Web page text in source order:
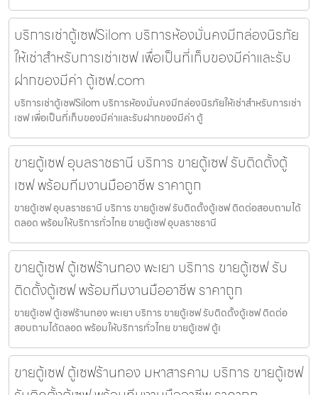
บริการเช่าตู้เซฟSilom บริการห้องมั่นคงมีกล่องนิรภัย
ให้เช่าสำหรับการเช่าเซฟ เพื่อเป็นที่เก็บของมีค่าและรับ
ฝากของมีค่า ตู้เซฟ.com
บริการเช่าตู้เซฟSilom บริการห้องมั่นคงมีกล่องนิรภัยให้เช่าสำหรับการเช่า
เซฟ เพื่อเป็นที่เก็บของมีค่าและรับฝากของมีค่า ตู้
ขายตู้เซฟ อุบลราชธานี บริการ ขายตู้เซฟ รับติดตั้งตู้
เซฟ พร้อมทีมงานมืออาชีพ ราคาถูก
ขายตู้เซฟ อุบลราชธานี บริการ ขายตู้เซฟ รับติดตั้งตู้เซฟ ติดต่อสอบถามได้
ตลอด พร้อมให้บริการทั่วไทย ขายตู้เซฟ อุบลราชธานี
ขายตู้เซฟ ตู้เซฟร้านทอง พะเยา บริการ ขายตู้เซฟ รับ
ติดตั้งตู้เซฟ พร้อมทีมงานมืออาชีพ ราคาถูก
ขายตู้เซฟ ตู้เซฟร้านทอง พะเยา บริการ ขายตู้เซฟ รับติดตั้งตู้เซฟ ติดต่อ
สอบถามได้ตลอด พร้อมให้บริการทั่วไทย ขายตู้เซฟ ตู้เ
ขายตู้เซฟ ตู้เซฟร้านทอง มหาสารคาม บริการ ขายตู้เซฟ